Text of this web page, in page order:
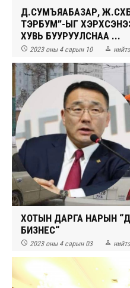
Д.СУМЪЯАБАЗАР,
ТЭРБУМ”-ЫГ
ХУВЬ БУУРУУЛСНАА ...
 2023 оны 4 сарын 10 
ХОТЫН ДАРГА НАРЫН
БИЗНЕС“
 2023 оны 4 сарын 03 